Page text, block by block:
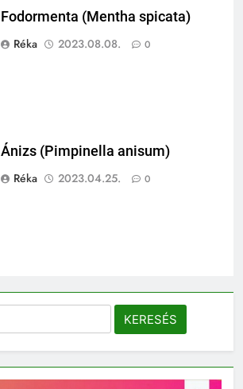
Fodormenta (Mentha spicata)
Réka
2023.08.08. 0
Ánizs (Pimpinella anisum)
Réka
2023.04.25. 0